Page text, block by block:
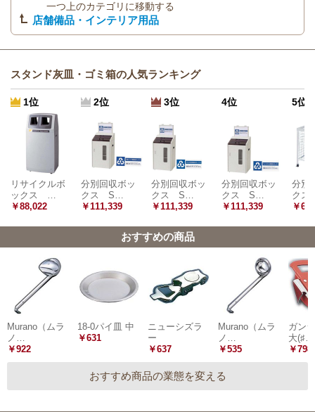
一つ上のカテゴリに移動する
店舗備品・インテリア用品
スタンド灰皿・ゴミ箱の人気ランキング
1位
リサイクルボ
ックス …
￥88,022
2位
分別回収ボッ
クス S…
￥111,339
3位
分別回収ボッ
クス S…
￥111,339
4位
分別回収ボッ
クス S…
￥111,339
5位
分別
ク
￥
おすすめの商品
Murano（ムラ
ノ…
￥922
18-0パイ皿 中
￥631
ニューシズラ
ー
￥637
Murano（ムラ
ノ…
￥535
ガン
大(♯…
￥798
おすすめ商品の業態を変える